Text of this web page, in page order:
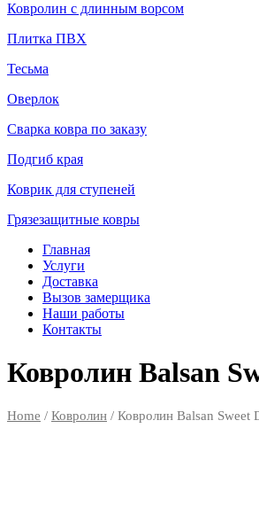
Ковролин с длинным ворсом
Плитка ПВХ
Тесьма
Оверлок
Сварка ковра по заказу
Подгиб края
Коврик для ступеней
Грязезащитные ковры
Главная
Услуги
Доставка
Вызов замерщика
Наши работы
Контакты
Ковролин Balsan
Home / Ковролин / Ковролин Balsan Sweet